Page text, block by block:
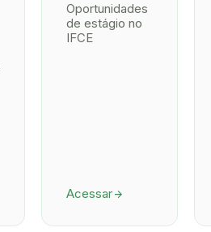
Oportunidades
de estágio no
IFCE
Acessararrow_forward